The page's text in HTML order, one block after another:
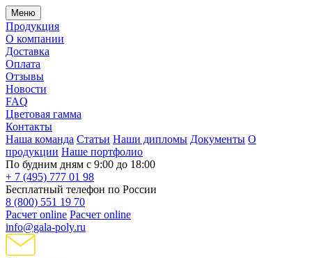
Меню
Продукция
О компании
Доставка
Оплата
Отзывы
Новости
FAQ
Цветовая гамма
Контакты
Наша команда Статьи Наши дипломы Документы О
продукции Наше портфолио
По будним дням с 9:00 до 18:00
+ 7 (495) 777 01 98
Бесплатный телефон по России
8 (800) 551 19 70
Расчет online Расчет online
info@gala-poly.ru